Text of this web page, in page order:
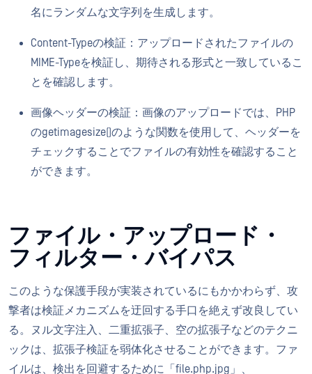
名にランダムな文字列を生成します。
Content-Typeの検証：アップロードされたファイルの
MIME-Typeを検証し、期待される形式と一致しているこ
とを確認します。
画像ヘッダーの検証：画像のアップロードでは、PHP
のgetimagesize()のような関数を使用して、ヘッダーを
チェックすることでファイルの有効性を確認すること
ができます。
ファイル・アップロード・
フィルター・バイパス
このような保護手段が実装されているにもかかわらず、攻
撃者は検証メカニズムを迂回する手口を絶えず改良してい
る。ヌル文字注入、二重拡張子、空の拡張子などのテクニ
ックは、拡張子検証を弱体化させることができます。ファ
イルは、検出を回避するために「file.php.jpg」、